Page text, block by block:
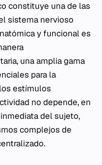
constituye una de las
sistema nervioso
y funcional es
una amplia gama
para la
estímulos
no depende, en
del sujeto,
complejos de